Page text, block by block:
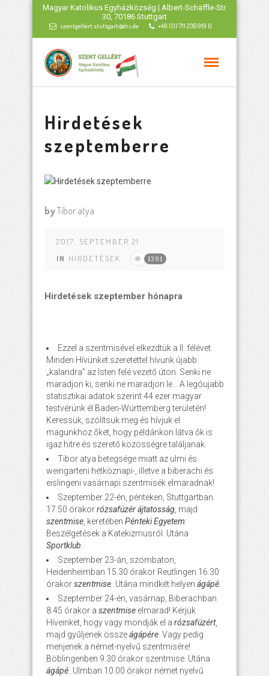
Magyar Katolikus Egyházközség | Albert-Schäffle-Str.
30, 70186 Stuttgart
szentgellert.stuttgart@drs.de +49 (0) 711 236 919 0
Hirdetések
szeptemberre
byTibor atya
2017. SEPTEMBER 21
IN HIRDETÉSEK 1391
Hirdetések szeptember hónapra
Ezzel a szentmisével elkezdtük a II. félévet.
Minden Hívünket szeretettel hívunk újabb
„kalandra” az Isten felé vezető úton. Senki ne
maradjon ki, senki ne maradjon le… A legóujabb
statisztikai adatok szerint 44 ezer magyar
testvérünk él Baden-Württemberg területén!
Keressük, szólítsuk meg és hívjuk el
magunkhoz őket, hogy példánkon látva ők is
igaz hitre és szerető közösségre találjanak.
Tibor atya betegsége miatt az ulmi és
weingarteni hétköznapi-, illetve a biberachi és
eislingeni vasárnapi szentmisék elmaradnak!
Szeptember 22-én, pénteken, Stuttgartban
17.50 órakorrózsafüzér ájtatosság , majd
szentmise , keretében Pénteki Egyetem:
Beszélgetések a Katekizmusról. Utána
Sportklub
Szeptember 23-án, szombaton,
Heidenheimban 15.30 órakor Reutlingen 16.30
órakorszentmise. Utána mindkét helyen ágápé.
Szeptember 24-én, vasárnap, Biberachban
8.45 órakor a szentmise elmarad! Kérjük
Híveinket, hogy vagy mondják el a rózsafüzért,
majd gyűljenek összeágápére . Vagy pedig
menjenek a német-nyelvű szentmisére!
Böblingenben 9.30 órakor szentmise. Utána
ágápé. Ulmban 10.00 órakor német nyelvű